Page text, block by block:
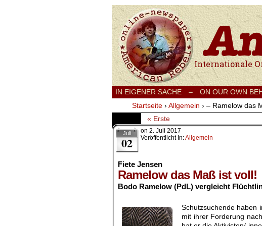
Internationale
IN EIGENER SACHE – ON OUR OWN
Startseite › Allgemein › – Ramelow das
« Erste
Juli
02
on 2. Juli 2017
Veröffentlicht In:Allgemein
Fiete Jensen
Ramelow das Maß ist voll!
Bodo Ramelow (PdL) vergleicht
Schutzsuchende haben
mit ihrer Forderung